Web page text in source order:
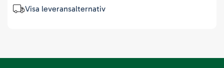
Visa leveransalternativ